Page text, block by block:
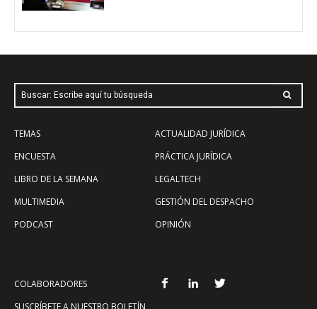
Buscar: Escribe aquí tu búsqueda
TEMAS
ENCUESTA
LIBRO DE LA SEMANA
MULTIMEDIA
PODCAST
ACTUALIDAD JURÍDICA
PRÁCTICA JURÍDICA
LEGALTECH
GESTIÓN DEL DESPACHO
OPINIÓN
COLABORADORES
SUSCRÍBETE A NUESTRO BOLETÍN